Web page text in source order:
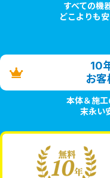
すべての機
どこよりも
10
お
本体＆施工
末永い